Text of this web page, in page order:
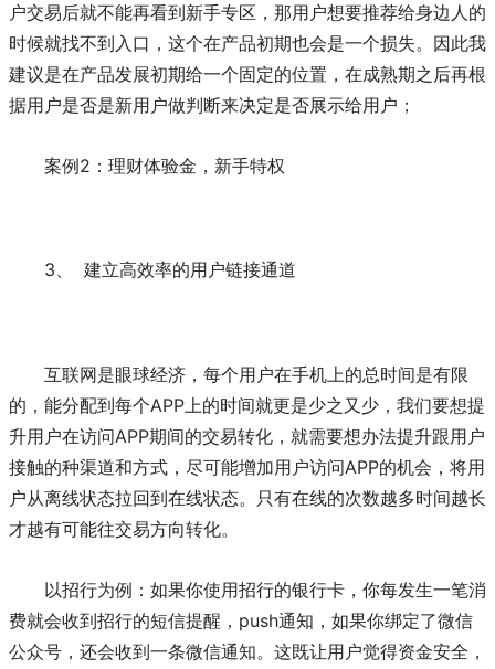
户交易后就不能再看到新手专区，那用户想要推荐给身边人的
时候就找不到入口，这个在产品初期也会是一个损失。因此我
建议是在产品发展初期给一个固定的位置，在成熟期之后再根
据用户是否是新用户做判断来决定是否展示给用户；
案例2：理财体验金，新手特权
3、 建立高效率的用户链接通道
互联网是眼球经济，每个用户在手机上的总时间是有限
的，能分配到每个APP上的时间就更是少之又少，我们要想提
升用户在访问APP期间的交易转化，就需要想办法提升跟用户
接触的种渠道和方式，尽可能增加用户访问APP的机会，将用
户从离线状态拉回到在线状态。只有在线的次数越多时间越长
才越有可能往交易方向转化。
以招行为例：如果你使用招行的银行卡，你每发生一笔消
费就会收到招行的短信提醒，push通知，如果你绑定了微信
公众号，还会收到一条微信通知。这既让用户觉得资金安全，